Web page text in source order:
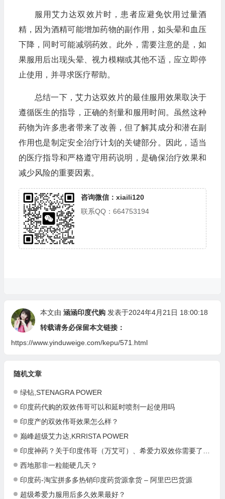
服用艾力达双效片时，患者应避免饮用过量酒
精，因为酒精可能增加药物的副作用，如头晕和血压
下降，同时可能减弱药效。此外，需要注意的是，如
果服用后出现头晕、视力模糊或其他不适，应立即停
止使用，并寻求医疗帮助。
总结一下，艾力达双效片的最佳服用效果取决于
遵循医生的指导，正确的剂量和服用时间。虽然这种
药物为许多患者带来了改善，但了解其成分和潜在副
作用也是制定安全治疗计划的关键部分。因此，适当
的医疗指导和严格遵守用药说明，是确保治疗效果和
减少风险的重要因素。
咨询微信：xiaili120
联系QQ：664753194
本文由 涵涵印度代购 发表于2024年4月21日 18:00:18
转载请务必保留本文链接：
https://www.yinduweige.com/kepu/571.html
随机文章
绿钻,STENAGRA POWER
印度药代购的双效伟哥可以和延时喷剂一起使用吗
印度产的双效伟哥效果怎么样？
巅峰超级艾力达,KRRISTA POWER
印度神药？关于印度伟哥（万艾可）、希爱力双效你需要了解的一些事
西地那非一粒能硬几天？
印度药-淘宝拼多多热销印度药货源拿货 – 阿里巴巴货源
超级希爱力服用后多久效果最好？